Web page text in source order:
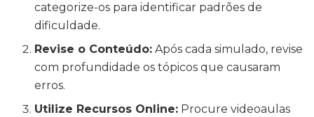
categorize-os para identificar padrões de
dificuldade.
Revise o Conteúdo: Após cada simulado, revise
com profundidade os tópicos que causaram
erros.
Utilize Recursos Online: Procure videoaulas